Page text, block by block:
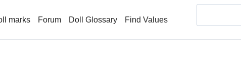
marks Forum Doll Glossary Find Values